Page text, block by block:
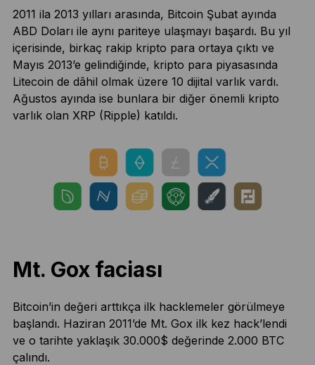
2011 ila 2013 yılları arasında, Bitcoin Şubat ayında
ABD Doları ile aynı pariteye ulaşmayı başardı. Bu yıl
içerisinde, birkaç rakip kripto para ortaya çıktı ve
Mayıs 2013’e gelindiğinde, kripto para piyasasında
Litecoin de dâhil olmak üzere 10 dijital varlık vardı.
Ağustos ayında ise bunlara bir diğer önemli kripto
varlık olan XRP (Ripple) katıldı.
Mt. Gox faciası
Bitcoin’in değeri arttıkça ilk hacklemeler görülmeye
başlandı. Haziran 2011’de Mt. Gox ilk kez hack’lendi
ve o tarihte yaklaşık 30.000$ değerinde 2.000 BTC
çalındı.